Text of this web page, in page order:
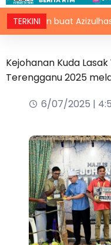
TERKINIbuat Azizulhasni
Kejohanan Kuda
Terengganu 2025
6/07/2025 |